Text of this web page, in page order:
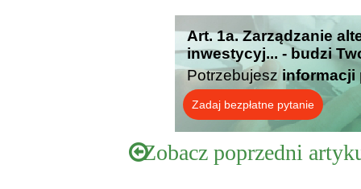
Art. 1a. Zarządzanie
inwestycyj... - budzi
Potrzebujesz informacji
Zadaj bezpłatne pytanie
Zobacz poprzedni